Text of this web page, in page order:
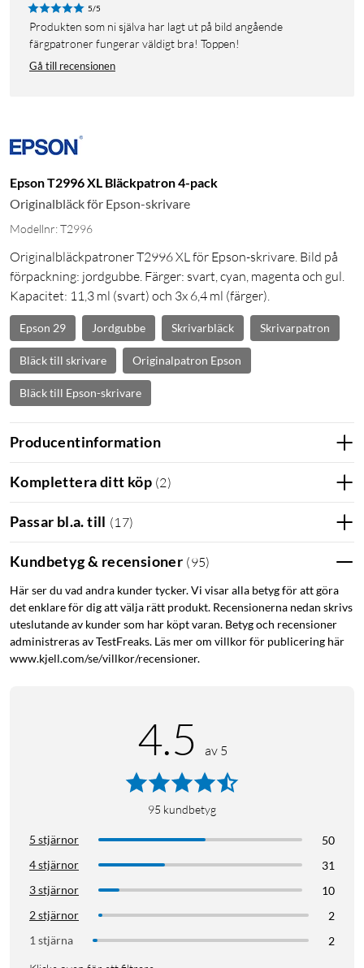
5/5
Produkten som ni själva har lagt ut på bild angående
färgpatroner fungerar väldigt bra! Toppen!
Gå till recensionen
Epson T2996 XL Bläckpatron 4-pack
Originalbläck för Epson-skrivare
Modellnr: T2996
Originalbläckpatroner T2996 XL för Epson-skrivare. Bild på
förpackning: jordgubbe. Färger: svart, cyan, magenta och gul.
Kapacitet: 11,3 ml (svart) och 3x 6,4 ml (färger).
Epson 29 Jordgubbe Skrivarbläck Skrivarpatron
Bläck till skrivare Originalpatron Epson
Bläck till Epson-skrivare
Producentinformation
Komplettera ditt köp (2)
Passar bl.a. till (17)
Kundbetyg & recensioner (95)
Här ser du vad andra kunder tycker. Vi visar alla betyg för att göra
det enklare för dig att välja rätt produkt. Recensionerna nedan skrivs
uteslutande av kunder som har köpt varan. Betyg och recensioner
administreras av TestFreaks. Läs mer om villkor för publicering här
www.kjell.com/se/villkor/recensioner.
4.5 av 5
95 kundbetyg
5 stjärnor
50
4 stjärnor
31
3 stjärnor
10
2 stjärnor
2
1 stjärna
2